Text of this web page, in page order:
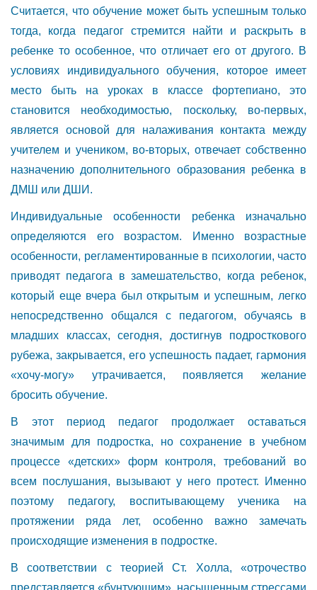
Считается, что обучение может быть успешным только
тогда, когда педагог стремится найти и раскрыть в
ребенке то особенное, что отличает его от другого. В
условиях индивидуального обучения, которое имеет
место быть на уроках в классе фортепиано, это
становится необходимостью, поскольку, во-первых,
является основой для налаживания контакта между
учителем и учеником, во-вторых, отвечает собственно
назначению дополнительного образования ребенка в
ДМШ или ДШИ.
Индивидуальные особенности ребенка изначально
определяются его возрастом. Именно возрастные
особенности, регламентированные в психологии, часто
приводят педагога в замешательство, когда ребенок,
который еще вчера был открытым и успешным, легко
непосредственно общался с педагогом, обучаясь в
младших классах, сегодня, достигнув подросткового
рубежа, закрывается, его успешность падает, гармония
«хочу-могу» утрачивается, появляется желание
бросить обучение.
В этот период педагог продолжает оставаться
значимым для подростка, но сохранение в учебном
процессе «детских» форм контроля, требований во
всем послушания, вызывают у него протест. Именно
поэтому педагогу, воспитывающему ученика на
протяжении ряда лет, особенно важно замечать
происходящие изменения в подростке.
В соответствии с теорией Ст. Холла, «отрочество
представляется «бунтующим», насыщенным стрессами